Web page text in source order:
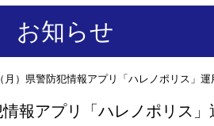
お知らせ
）県警防犯情報アプリ「ハレノポリス」運